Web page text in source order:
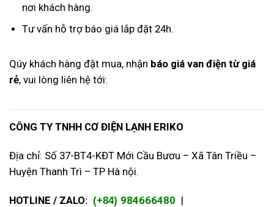
nơi khách hàng.
Tư vấn hỗ trợ báo giá lắp đặt 24h.
Qúy khách hàng đặt mua, nhận báo giá van điện từ giá
rẻ, vui lòng liên hệ tới:
CÔNG TY TNHH CƠ ĐIỆN LẠNH ERIKO
Địa chỉ: Số 37-BT4-KĐT Mới Cầu Bươu – Xã Tân Triều –
Huyện Thanh Trì – TP Hà nội.
HOTLINE / ZALO: (+84) 984666480 |